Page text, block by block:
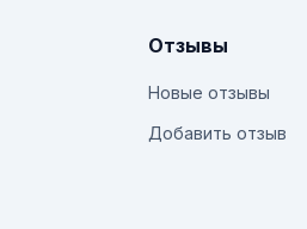
Отзывы
Новые отзывы
Добавить отзыв